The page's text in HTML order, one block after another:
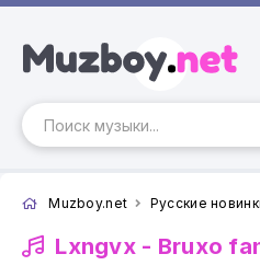
Muzboy.net Русские
Lxngvx - Bruxo